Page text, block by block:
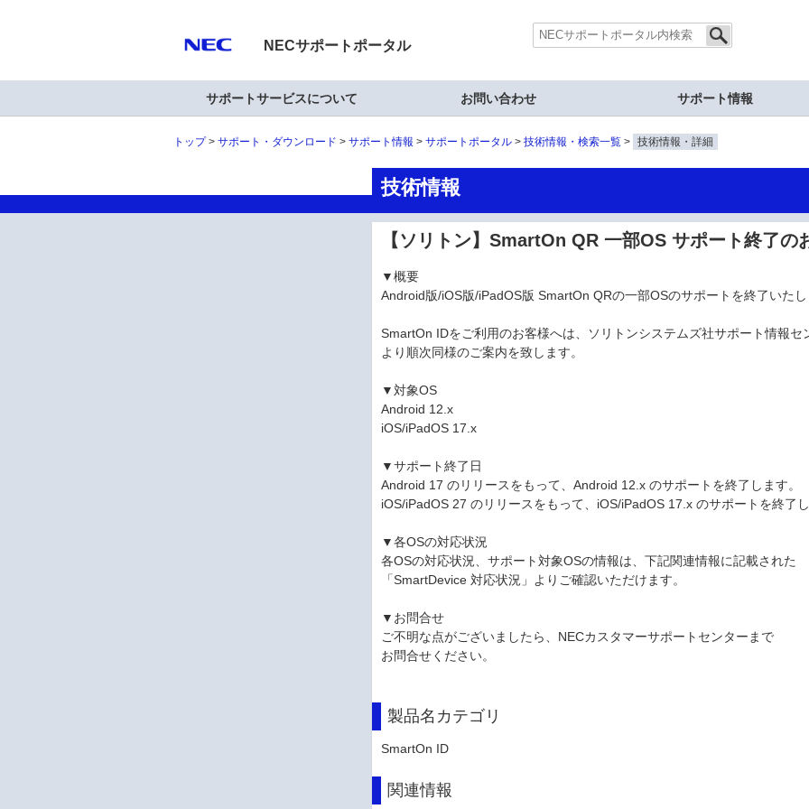
NECサポートポータル
サポートサービスについて お問い合わせ サポート情報
トップ サポート・ダウンロード サポート情報 サポートポータル 技術情報・検索一覧 技術情報・詳細
技術情報
【ソリトン】SmartOn QR 一部OS サポート終了の
▼概要
Android版/iOS版/iPadOS版 SmartOn QRの一部OSのサポートを終了いたし
SmartOn IDをご利用のお客様へは、ソリトンシステムズ社サポート情報セ
より順次同様のご案内を致します。
▼対象OS
Android 12.x
iOS/iPadOS 17.x
▼サポート終了日
Android 17 のリリースをもって、Android 12.x のサポートを終了します。
iOS/iPadOS 27 のリリースをもって、iOS/iPadOS 17.x のサポートを終了し
▼各OSの対応状況
各OSの対応状況、サポート対象OSの情報は、下記関連情報に記載された
「SmartDevice 対応状況」よりご確認いただけます。
▼お問合せ
ご不明な点がございましたら、NECカスタマーサポートセンターまで
お問合せください。
製品名カテゴリ
SmartOn ID
関連情報